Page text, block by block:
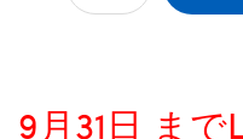
9月31日 ま